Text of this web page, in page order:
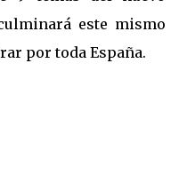
este mismo
por toda España.